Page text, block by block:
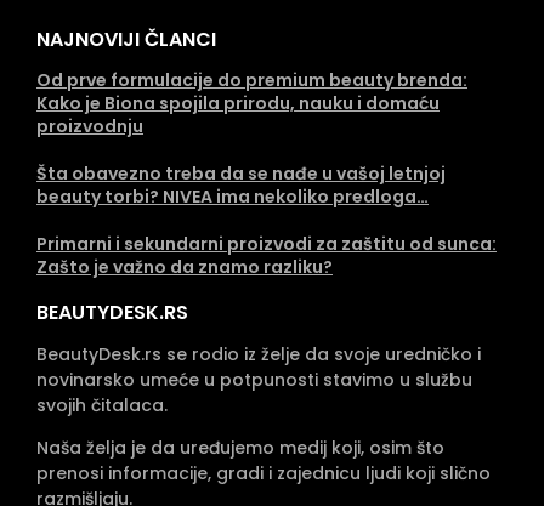
NAJNOVIJI ČLANCI
Od prve formulacije do premium beauty brenda:
Kako je Biona spojila prirodu, nauku i domaću
proizvodnju
Šta obavezno treba da se nađe u vašoj letnjoj
beauty torbi? NIVEA ima nekoliko predloga…
Primarni i sekundarni proizvodi za zaštitu od sunca:
Zašto je važno da znamo razliku?
BEAUTYDESK.RS
BeautyDesk.rs se rodio iz želje da svoje uredničko i
novinarsko umeće u potpunosti stavimo u službu
svojih čitalaca.
Naša želja je da uređujemo medij koji, osim što
prenosi informacije, gradi i zajednicu ljudi koji slično
razmišljaju.